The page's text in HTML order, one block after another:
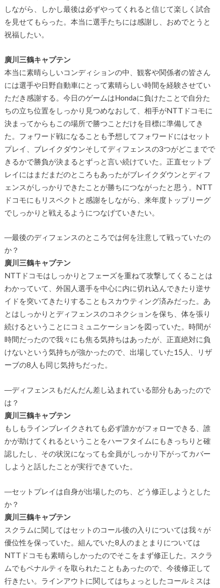
しながら、しかし最後は必ずやってくれると信じて楽しく試合
を見せてもらった。本当に選手たちには感謝し、おめでとうと
祝福したい。
廣川三鶴キャプテン
本当に素晴らしいコンディションの中、観客や関係者の皆さん
には選手や日野自動車にとって素晴らしい時間を経験させてい
ただき感謝する。今日のゲームはHondaに負けたことで自分た
ちの立ち位置をしっかり見つめなおして、相手がNTTドコモに
決まってからもこの場所で勝つことだけを目標に準備してき
た。フォワード戦になることも予想してフォワードにはセット
プレイ、ブレイクダウンそしてディフェンスの3つがどこまでで
きるかで勝負が決まるとずっと言い続けていた。正直セットプ
レイにはまだまだのところもあったがブレイクダウンとディフ
ェンスがしっかりできたことが勝ちにつながったと思う。NTT
ドコモにもリスペクトと感謝をしながら、来年度トップリーグ
でしっかりと戦えるようにつなげていきたい。
―最後のディフェンスのところでは何を注意して戦っていたの
か？
廣川三鶴キャプテン
NTTドコモはしっかりとフェーズを重ねて攻撃してくることは
わかっていて、外国人選手を中心に内に切れ込んできたり逆サ
イドを突いてきたりすることもスカウティング済みだった。あ
とはしっかりとディフェンスのコネクションを保ち、体を張り
続けるということにコミュニケーションを図っていた。時間が
時間だったので我々にも焦る気持ちはあったが、正直絶対に負
けないという気持ちが強かったので、出場していた15人、リザ
ーブの8人も同じ気持ちだった。
―ディフェンスもだんだん差し込まれている部分もあったので
は？
廣川三鶴キャプテン
もしもラインブレイクされても必ず誰かがフォローできる、誰
かが助けてくれるということをハーフタイムにもきっちりと確
認したし、その状況になっても全員がしっかり下がってカバー
しようと話したことが実行できていた。
―セットプレイは自身が出場したのち、どう修正しようとした
か？
廣川三鶴キャプテン
スクラムに関してはセットのコール後の入りについては我々が
優位性を保っていた。組んでいた8人のまとまりについては
NTTドコモも素晴らしかったのでそこをまず修正した。スクラ
ムでもペナルティを取られたこともあったので、今後修正して
行きたい。ラインアウトに関してはちょっとしたコールミスは